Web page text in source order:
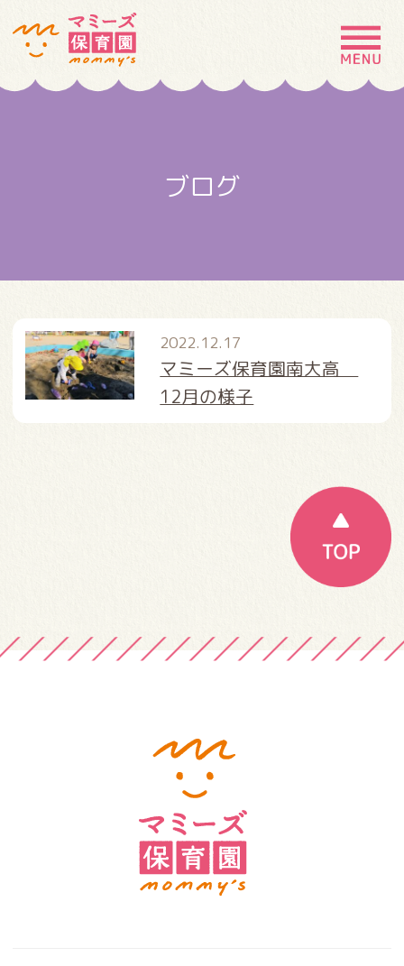
MENU
採用情報 お問い合わせ
ブログ
2022.12.17
マミーズ保育園南大高
12月の様子